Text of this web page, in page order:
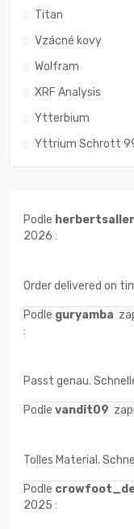
Titan
Vzácné kovy
Wolfram
XRF Analysis
Ytterbium
Yttrium Schrott
Podle
2026 :
Order delivered on
Podle guryamba
:
Passt genau.
Podle vandit09
Tolles Material.
Podle
2025 :